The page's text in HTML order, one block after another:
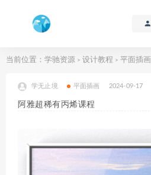
当前位置： 学驰资源 > 设计教程 > 平面插画
学无止境 平面插画 2024-09-17
阿雅超稀有丙烯课程